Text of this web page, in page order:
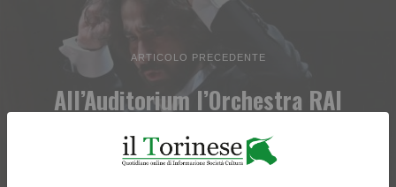
ARTICOLO PRECEDENTE
All’Auditorium l’Orchestra RAI
e i Borsisti di Professione
Orchestra